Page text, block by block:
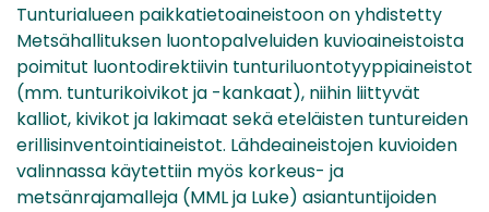
Tunturialueen paikkatietoaineistoon on yhdistetty
Metsähallituksen luontopalveluiden kuvioaineistoista
poimitut luontodirektiivin tunturiluontotyyppiaineistot
(mm. tunturikoivikot ja -kankaat), niihin liittyvät
kalliot, kivikot ja lakimaat sekä eteläisten tuntureiden
erillisinventointiaineistot. Lähdeaineistojen kuvioiden
valinnassa käytettiin myös korkeus- ja
metsänrajamalleja (MML ja Luke) asiantuntijoiden